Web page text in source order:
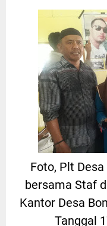
Foto, Plt
bersama Staf
Kantor Desa
Tanggal